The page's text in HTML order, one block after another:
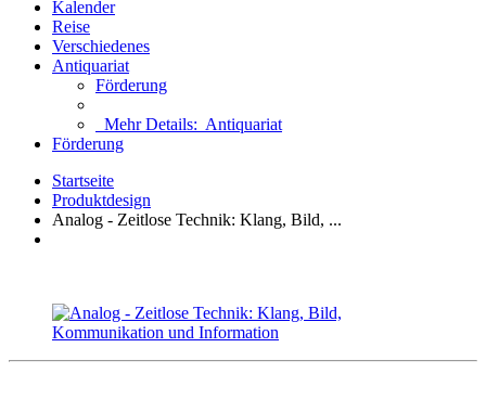
Kalender
Reise
Verschiedenes
Antiquariat
Förderung
Mehr Details: Antiquariat
Förderung
Startseite
Produktdesign
Analog - Zeitlose Technik: Klang, Bild, ...